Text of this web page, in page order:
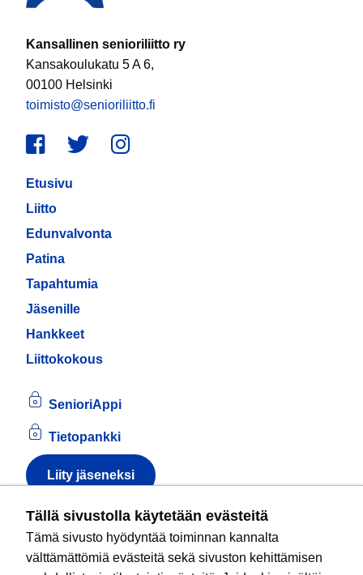
Tällä sivustolla käytetään evästeitä
Tämä sivusto hyödyntää toiminnan kannalta
välttämättömiä evästeitä sekä sivuston kehittämisen
Kansallinen senioriliitto ry
Kansakoulukatu 5 A 6,
00100 Helsinki
toimisto@senioriliitto.fi
Facebook
TwitterInstagram
Etusivu
Liitto
Edunvalvonta
Patina
Tapahtumia
Jäsenille
Hankkeet
Liittokokous
SenioriAppi
Tietopankki
Liity jäseneksi
Tietoa evästeistä
Kansallinen senioriliitto ryon valtakunnallinen